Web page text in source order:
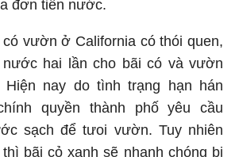
đơn tiền nước.
vườn ở California có thói quen,
nước hai lần cho bãi có và vườn
nay do tình trạng hạn hán
quyền thành phố yêu cầu
sạch để tưoi vườn. Tuy nhiên
bãi cỏ xanh sẽ nhanh chóng bị